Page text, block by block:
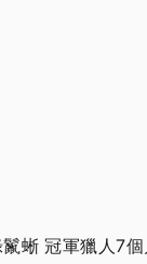
蜥 冠軍獵人7個